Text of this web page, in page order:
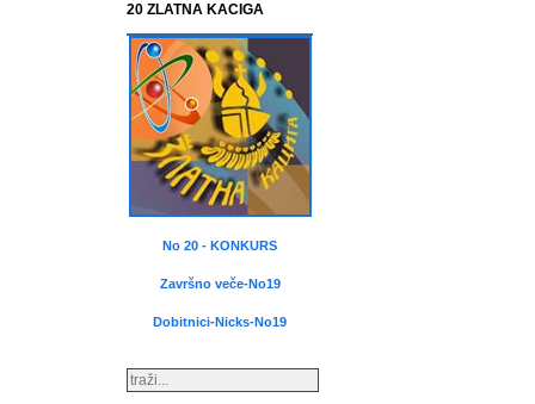
20 ZLATNA KACIGA
No 20 - KONKURS
Završno veče-No19
Dobitnici-Nicks-No19